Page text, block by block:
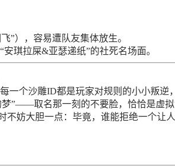
”），容易遭队友集体放生。
琪拉屎&亚瑟递纸”的社死名场面。
一个沙雕ID都是玩家对规则的小小叛逆
梦”——取名那一刻的不要脸，恰恰是虚
不妨大胆一点：毕竟，谁能拒绝一个让